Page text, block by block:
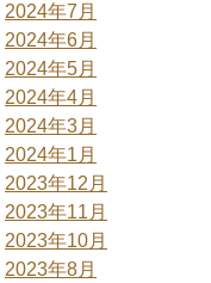
2024年7月
2024年6月
2024年5月
2024年4月
2024年3月
2024年1月
2023年12月
2023年11月
2023年10月
2023年8月